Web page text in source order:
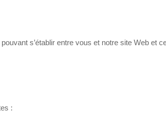
s’établir entre vous et notre site Web et
: